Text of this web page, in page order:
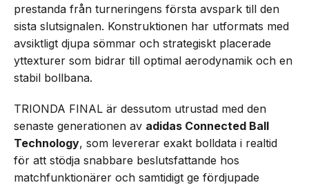
prestanda från turneringens första avspark till den
sista slutsignalen. Konstruktionen har utformats med
avsiktligt djupa sömmar och strategiskt placerade
yttexturer som bidrar till optimal aerodynamik och en
stabil bollbana.
TRIONDA FINAL är dessutom utrustad med den
senaste generationen av adidas Connected Ball
Technology, som levererar exakt bolldata i realtid
för att stödja snabbare beslutsfattande hos
matchfunktionärer och samtidigt ge fördjupade